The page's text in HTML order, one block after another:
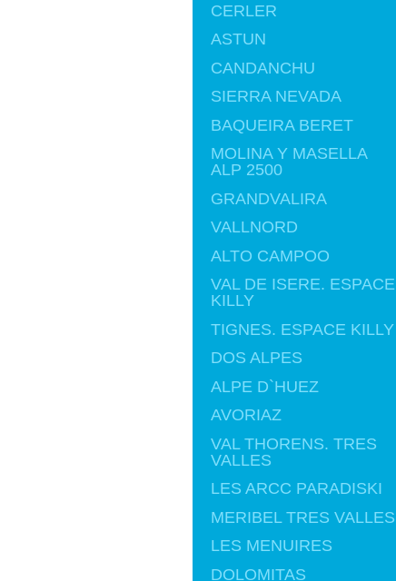
CERLER
ASTUN
CANDANCHU
SIERRA NEVADA
BAQUEIRA BERET
MOLINA Y MASELLA
ALP 2500
GRANDVALIRA
VALLNORD
ALTO CAMPOO
VAL DE ISERE. ESPACE
KILLY
TIGNES. ESPACE KILLY
DOS ALPES
ALPE D`HUEZ
AVORIAZ
VAL THORENS. TRES
VALLES
LES ARCC PARADISKI
MERIBEL TRES VALLES
LES MENUIRES
DOLOMITAS